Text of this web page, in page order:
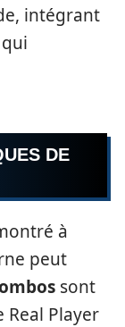
intégrant
DE
à
peut
sont
Real Player